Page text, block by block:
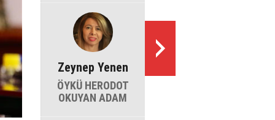
Zeynep Yenen
ÖYKÜ HERODOT
OKUYAN ADAM